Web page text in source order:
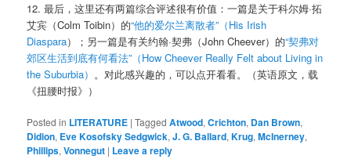
12. 最后，这里还有两篇综合评述很有价值：一篇是关于科尔姆·拓
艾宾（Colm Toibin）的“他的爱尔兰离散者”（His Irish
Diaspara）；另一篇是有关约翰·契弗（John Cheever）的“契弗对
郊区生活到底有何看法”（How Cheever Really Felt about Living in
the Suburbia） 。对此感兴趣的，可以点开看看。（英语原文，载
《扭腰时报》）
Posted in LITERATURE |Tagged Atwood,Crichton, Dan Brown,
Didion, Eve Kosofsky Sedgwick,J. G. Ballard,Krug,McInerney,
Phillips,Vonnegut | Leave a reply